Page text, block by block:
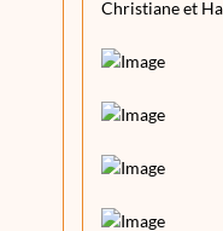
Christiane et